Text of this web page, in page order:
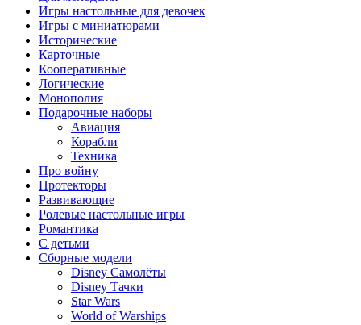
Игры настольные для девочек
Игры с миниатюрами
Исторические
Карточные
Кооперативные
Логические
Монополия
Подарочные наборы
Авиация
Корабли
Техника
Про войну
Протекторы
Развивающие
Ролевые настольные игры
Романтика
С детьми
Сборные модели
Disney Самолёты
Disney Тачки
Star Wars
World of Warships